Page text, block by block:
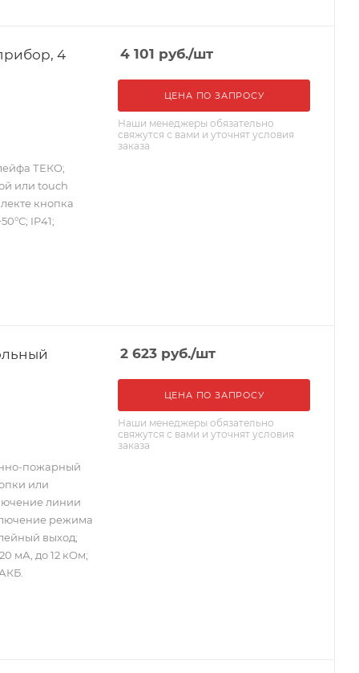
4
ТЕКО;
или touch
кнопка
IP41;
4 101 руб./шт
ЦЕНА ПО ЗАПРОСУ
Наши менеджеры обязательно
свяжутся с вами и уточнят условия
заказа
пожарный
или
линии
режима
выход;
мА, до 12 кОм;
2 623 руб./шт
ЦЕНА ПО ЗАПРОСУ
Наши менеджеры обязательно
свяжутся с вами и уточнят условия
заказа